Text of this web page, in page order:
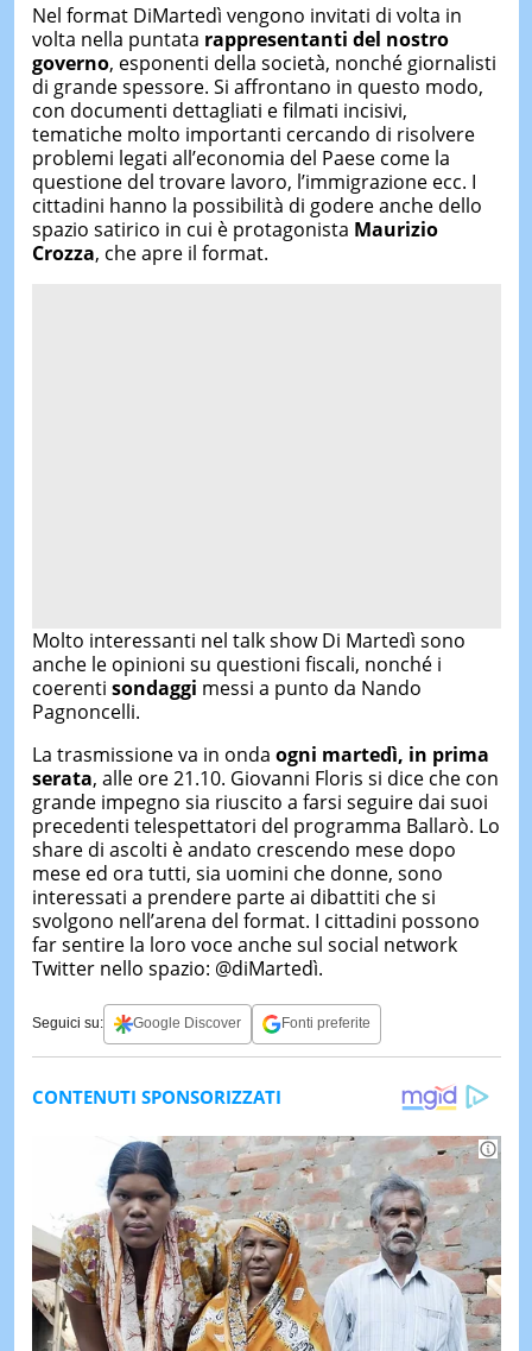
Nel format DiMartedì vengono invitati di volta in
volta nella puntata rappresentanti del nostro
governo, esponenti della società, nonché giornalisti
di grande spessore. Si affrontano in questo modo,
con documenti dettagliati e filmati incisivi,
tematiche molto importanti cercando di risolvere
problemi legati all’economia del Paese come la
questione del trovare lavoro, l’immigrazione ecc. I
cittadini hanno la possibilità di godere anche dello
spazio satirico in cui è protagonista Maurizio
Crozza, che apre il format.
Molto interessanti nel talk show Di Martedì sono
anche le opinioni su questioni fiscali, nonché i
coerenti sondaggi messi a punto da Nando
Pagnoncelli.
La trasmissione va in onda ogni martedì, in prima
serata, alle ore 21.10. Giovanni Floris si dice che con
grande impegno sia riuscito a farsi seguire dai suoi
precedenti telespettatori del programma Ballarò. Lo
share di ascolti è andato crescendo mese dopo
mese ed ora tutti, sia uomini che donne, sono
interessati a prendere parte ai dibattiti che si
svolgono nell’arena del format. I cittadini possono
far sentire la loro voce anche sul social network
Twitter nello spazio: @diMartedì.
Seguici su: Google Discover Fonti preferite